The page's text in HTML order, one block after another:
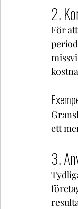
2.
För
ett
3.